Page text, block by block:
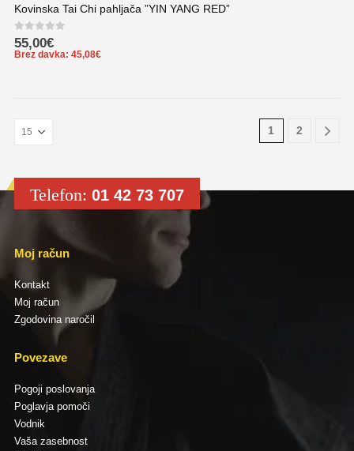
Kovinska Tai Chi pahljača ”YIN YANG RED”
0out of 5
55,00€
Brez davka: 45,08€
1 2
Telefon: 01 42 73 707
Moj račun
Kontakt
Moj račun
Zgodovina naročil
Povezave
Pogoji poslovanja
Poglavja pomoči
Vodnik
Vaša zasebnost